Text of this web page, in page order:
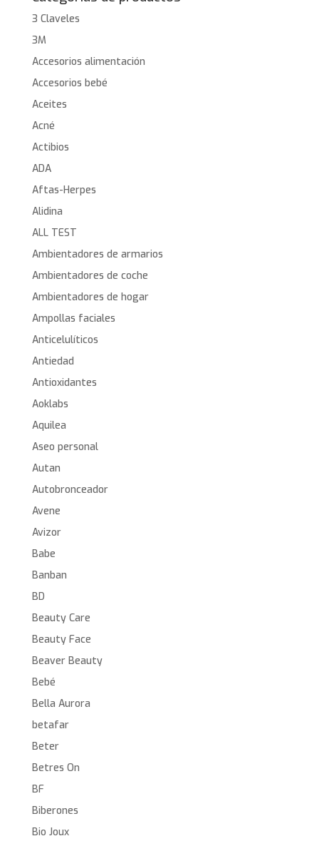
3 Claveles
3M
Accesorios alimentación
Accesorios bebé
Aceites
Acné
Actibios
ADA
Aftas-Herpes
Alidina
ALL TEST
Ambientadores de armarios
Ambientadores de coche
Ambientadores de hogar
Ampollas faciales
Anticelulíticos
Antiedad
Antioxidantes
Aoklabs
Aquilea
Aseo personal
Autan
Autobronceador
Avene
Avizor
Babe
Banban
BD
Beauty Care
Beauty Face
Beaver Beauty
Bebé
Bella Aurora
betafar
Beter
Betres On
BF
Biberones
Bio Joux